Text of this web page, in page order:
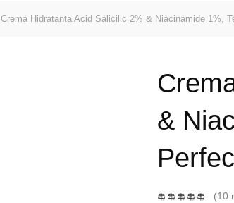
Crema Hidratanta Acid Salicilic 2% & Niacinamide 1%,
&
(10